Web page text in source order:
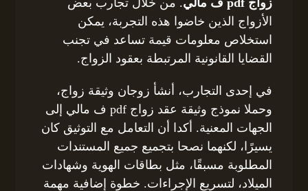
زواج pdf ف مالي
. من خلال تجارب بعض
الأزواج الذين خاضوا هذه التجربة، يمكن
استخلاص معلومات قيمة تساعد في تجنب
القضايا القانونية المرتبطة بعقود الزواج.
في إحدى التجارب، أنشأ زوجان وثيقة زواج،
وحملا نموذج وثيقة عقد زواج pdf ف مالي إلى
الجهات المعنية. أكدا أن التعامل مع التوثيق كان
يسيرًا، لكنهما نصحا بتجميع جميع المستندات
المطلوبة مسبقًا، مثل بطاقات الهوية وشهادات
الميلاد، لتسريع الإجراءات. خطوة إضافية مهمة